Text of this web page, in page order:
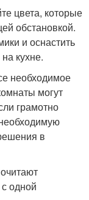
цвета, которые
обстановкой.
и оснастить
кухне.
необходимое
могут
грамотно
в
одной